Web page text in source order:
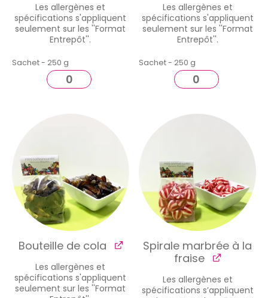
Les allergènes et
spécifications s'appliquent
seulement sur les ''Format
Entrepôt''.
Sachet - 250 g
Les allergènes et
spécifications s'appliquent
seulement sur les ''Format
Entrepôt''.
Sachet - 250 g
Bouteille de cola
Les allergènes et
spécifications s'appliquent
seulement sur les ''Format
Spirale marbrée à la
fraise
Les allergènes et
spécifications s’appliquent